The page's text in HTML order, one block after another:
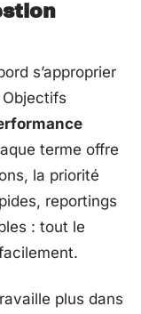
s’approprier
terme offre
la priorité
reportings
: tout le
plus dans